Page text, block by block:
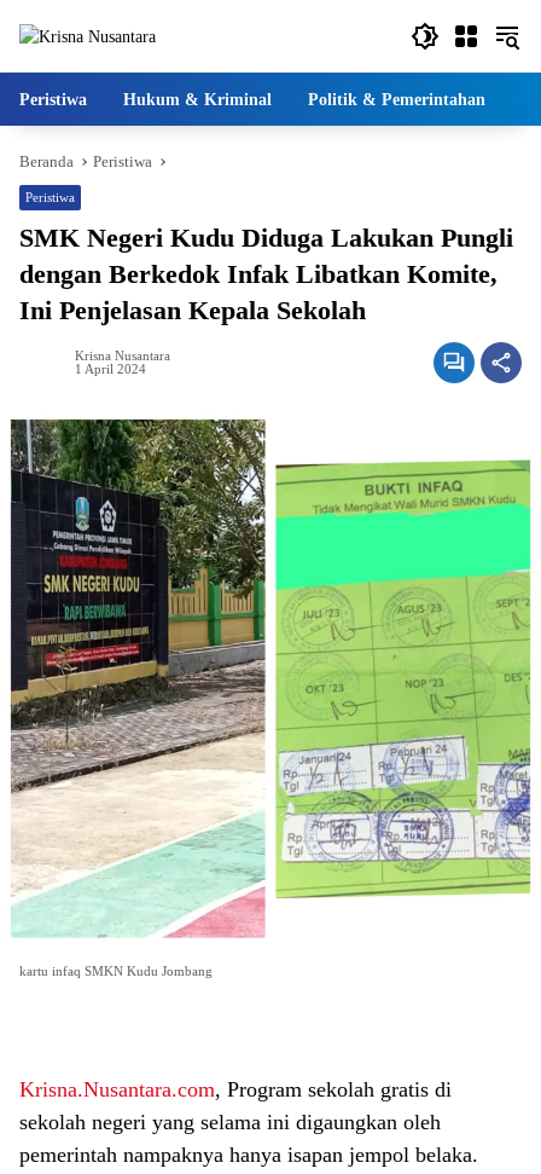
Peristiwa Hukum & Kriminal Politik & Pemerintahan
Beranda Peristiwa
Peristiwa
SMK Negeri Kudu Diduga Lakukan Pungli
dengan Berkedok Infak Libatkan Komite,
Ini Penjelasan Kepala Sekolah
Krisna Nusantara
1 April 2024
kartu infaq SMKN Kudu Jombang
Krisna.Nusantara.com, Program sekolah gratis di
sekolah negeri yang selama ini digaungkan oleh
pemerintah nampaknya hanya isapan jempol belaka.